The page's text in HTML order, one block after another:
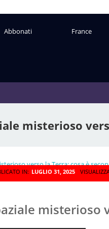
Abbonati France
misterioso
IN: LUGLIO 31, 2025
misterioso